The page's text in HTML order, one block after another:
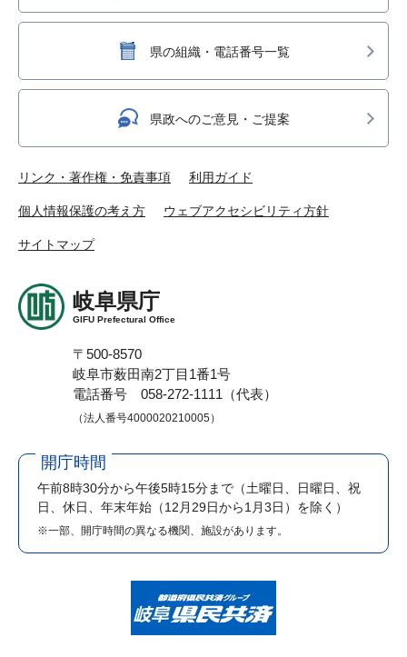
県の組織・電話番号一覧
県政へのご意見・ご提案
リンク・著作権・免責事項 利用ガイド
個人情報保護の考え方 ウェブアクセシビリティ方針
サイトマップ
岐阜県庁
GIFU Prefectural Office
〒500-8570
岐阜市薮田南2丁目1番1号
電話番号 058-272-1111（代表）
（法人番号4000020210005）
開庁時間
午前8時30分から午後5時15分まで （土曜日、日曜日、祝
日、休日、年末年始（12月29日から1月3日）を除く）
※一部、開庁時間の異なる機関、施設があります。